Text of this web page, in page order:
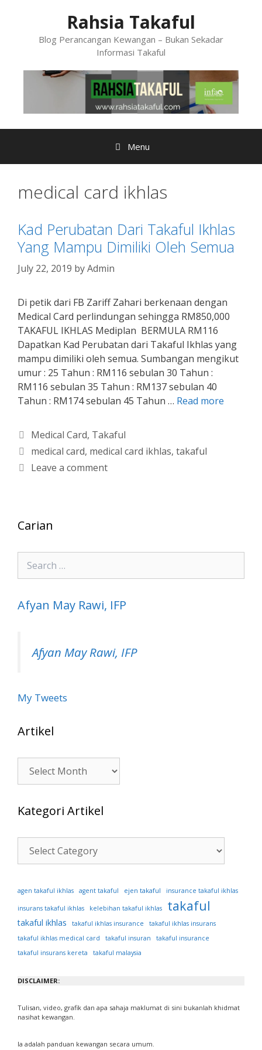
Rahsia Takaful
Blog Perancangan Kewangan – Bukan Sekadar
Informasi Takaful
Menu
medical card ikhlas
Kad Perubatan Dari Takaful Ikhlas
Yang Mampu Dimiliki Oleh Semua
July 22, 2019 byAdmin
Di petik dari FB Zariff Zahari berkenaan dengan
Medical Card perlindungan sehingga RM850,000
TAKAFUL IKHLAS Mediplan BERMULA RM116
Dapatkan Kad Perubatan dari Takaful Ikhlas yang
mampu dimiliki oleh semua. Sumbangan mengikut
umur : 25 Tahun : RM116 sebulan 30 Tahun :
RM116 sebulan 35 Tahun : RM137 sebulan 40
Tahun : RM174 sebulan 45 Tahun … Read more
Categories
Medical Card, Takaful
Tags
medical card, medical card ikhlas, takaful
Leave a comment
Carian
Search
for:
Afyan May Rawi, IFP
Afyan May Rawi, IFP
My Tweets
Artikel
Artikel
Kategori Artikel
Kategori
Artikel
agen takaful ikhlas agent takaful ejen takaful insurance takaful ikhlas
insurans takaful ikhlas kelebihan takaful ikhlas takaful
takaful ikhlas takaful ikhlas insurance
takaful ikhlas insurans
takaful ikhlas medical card
takaful insuran
takaful insurance
takaful insurans kereta
takaful malaysia
DISCLAIMER:
Tulisan, video, grafik dan apa sahaja maklumat di sini bukanlah khidmat
nasihat kewangan.
Ia adalah panduan kewangan secara umum.